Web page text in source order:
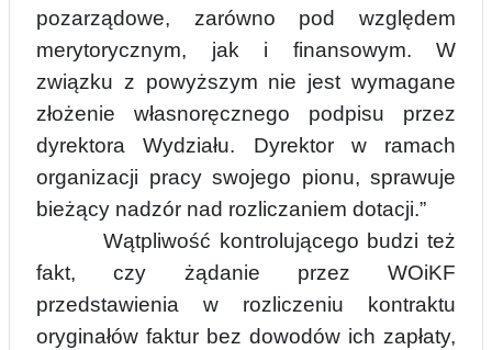
pozarządowe, zarówno pod względem
merytorycznym, jak i finansowym. W
związku z powyższym nie jest wymagane
złożenie własnoręcznego
podpisu przez
dyrektora Wydziału. Dyrektor w ramach
organizacji pracy swojego pionu, sprawuje
bieżący nadzór nad rozliczaniem dotacji.”
Wątpliwość kontrolującego budzi też
fakt, czy żądanie przez WOiKF
przedstawienia w rozliczeniu kontraktu
oryginałów faktur bez dowodów ich zapłaty,